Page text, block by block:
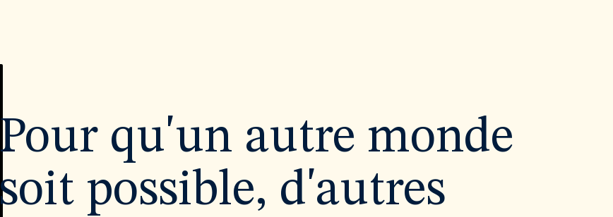
Pour qu'un autre monde
soit possible, d'autres